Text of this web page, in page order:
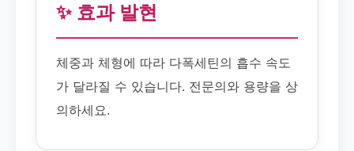
✨ 효과 발현
체중과 체형에 따라 다폭세틴의 흡수 속도
가 달라질 수 있습니다. 전문의와 용량을 상
의하세요.